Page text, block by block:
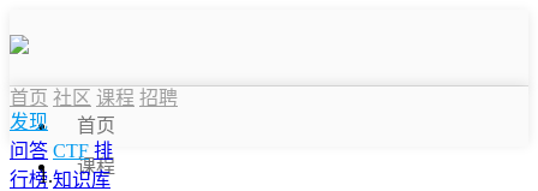
首页
课程
首页 社区 课程 招聘
发现
问答 CTF 排
行榜 知识库